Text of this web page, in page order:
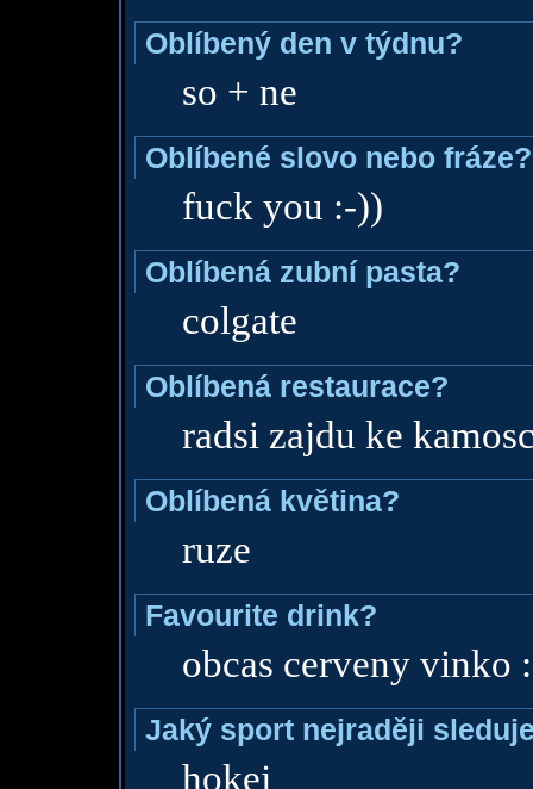
Oblíbený den v týdnu?
so + ne
Oblíbené slovo nebo fráze?
fuck you :-))
Oblíbená zubní pasta?
colgate
Oblíbená restaurace?
radsi zajdu ke
Oblíbená květina?
ruze
Favourite drink?
obcas cerveny vinko
Jaký sport nejraději
hokej